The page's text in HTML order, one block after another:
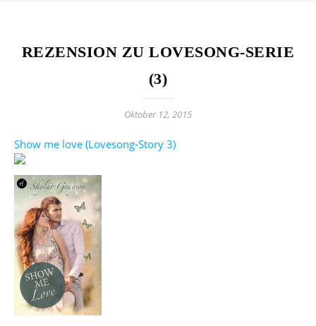
REZENSION ZU LOVESONG-SERIE
(3)
Oktober 12, 2015
Show me love (Lovesong-Story 3)